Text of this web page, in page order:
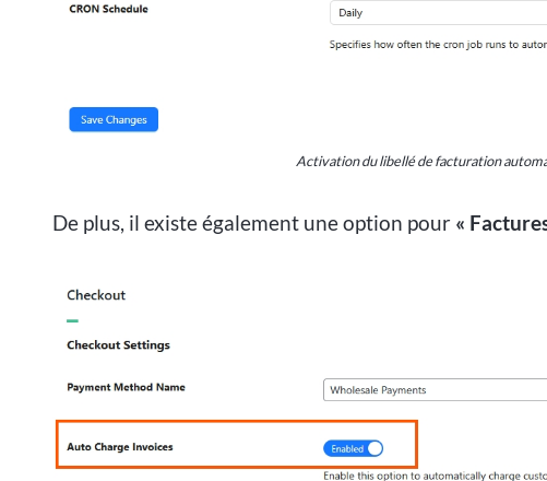
Activation du libellé de facturation
De plus, il existe également une option pour «